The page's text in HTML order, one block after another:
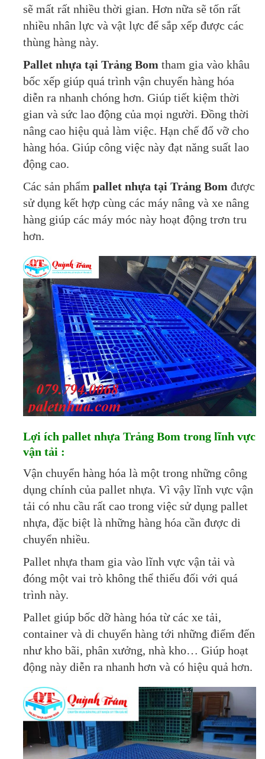
sẽ mất rất nhiều thời gian. Hơn nữa sẽ tốn rất
nhiều nhân lực và vật lực để sắp xếp được các
thùng hàng này.
Pallet nhựa tại Trảng Bom tham gia vào khâu
bốc xếp giúp quá trình vận chuyển hàng hóa
diễn ra nhanh chóng hơn. Giúp tiết kiệm thời
gian và sức lao động của mọi người. Đồng thời
nâng cao hiệu quả làm việc. Hạn chế đổ vỡ cho
hàng hóa. Giúp công việc này đạt năng suất lao
động cao.
Các sản phẩm pallet nhựa tại Trảng Bom được
sử dụng kết hợp cùng các máy nâng và xe nâng
hàng giúp các máy móc này hoạt động trơn tru
hơn.
Lợi ích pallet nhựa Trảng Bom trong lĩnh vực
vận tải :
Vận chuyển hàng hóa là một trong những công
dụng chính của pallet nhựa. Vì vậy lĩnh vực vận
tải có nhu cầu rất cao trong việc sử dụng pallet
nhựa, đặc biệt là những hàng hóa cần được di
chuyển nhiều.
Pallet nhựa tham gia vào lĩnh vực vận tải và
đóng một vai trò không thể thiếu đối với quá
trình này.
Pallet giúp bốc dỡ hàng hóa từ các xe tải,
container và di chuyển hàng tới những điểm đến
như kho bãi, phân xưởng, nhà kho… Giúp hoạt
động này diễn ra nhanh hơn và có hiệu quả hơn.